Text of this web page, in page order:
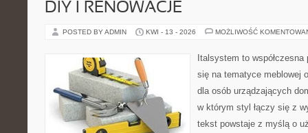
DIY I RENOWACJE
POSTED BY ADMIN KWI - 13 - 2026 MOŻLIWOŚĆ
Italsystem to
się na tematyce meblowej
dla osób urządzających
w którym styl łączy się z
tekst powstaje z myślą o